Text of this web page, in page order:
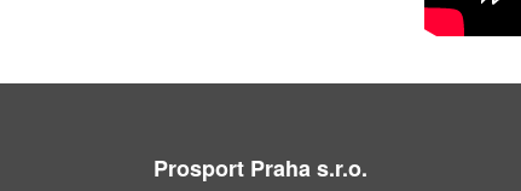
Prosport Praha s.r.o.